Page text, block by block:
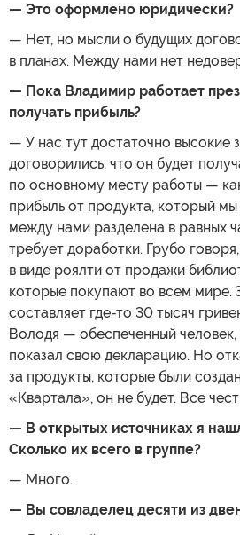
— Это оформлено юридически?
— Нет, но мысли о будущих
в планах. Между нами нет
— Пока Владимир работает
получать прибыль?
— У нас тут достаточно высокие
договорились, что он будет
по основному месту работы —
прибыль от продукта, который
между нами разделена в равных
требует доработки. Грубо
в виде роялти от продажи
которые покупают во всем мире.
составляет где-то 30 тысяч
Володя — обеспеченный человек,
показал свою декларацию. Но
за продукты, которые были
«Квартала», он не будет. Все
— В открытых источниках я
Сколько их всего в группе?
— Много.
— Вы совладелец десяти из